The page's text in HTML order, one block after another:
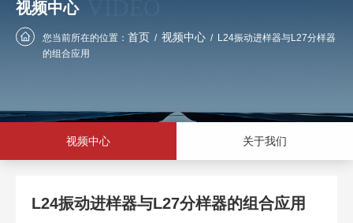
视频中心
您当前所在的位置： 首页 / 视频中心 / L24振动进样器与L27分样器
的组合应用
视频中心 关于我们
L24振动进样器与L27分样器的组合应用